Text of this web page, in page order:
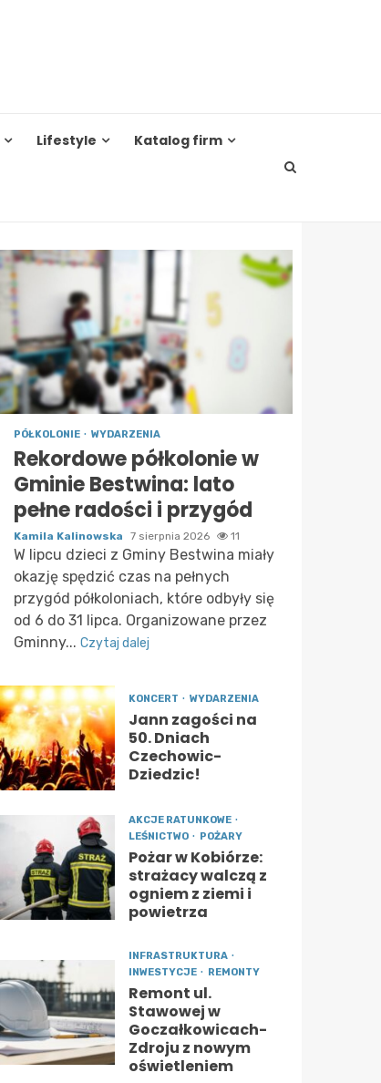
Lifestyle Katalog firm
PÓŁKOLONIE WYDARZENIA
Rekordowe półkolonie w
Gminie Bestwina: lato
pełne radości i przygód
Kamila Kalinowska 7 sierpnia 2026 11
W lipcu dzieci z Gminy Bestwina miały
okazję spędzić czas na pełnych
przygód półkoloniach, które odbyły się
od 6 do 31 lipca. Organizowane przez
Gminny... Czytaj dalej
KONCERT WYDARZENIA
Jann zagości na
50. Dniach
Czechowic-
Dziedzic!
AKCJE RATUNKOWE
LEŚNICTWO
POŻARY
Pożar w Kobiórze:
strażacy walczą z
ogniem z ziemi i
powietrza
INFRASTRUKTURA
INWESTYCJE
REMONTY
Remont ul.
Stawowej w
Goczałkowicach-
Zdroju z nowym
oświetleniem